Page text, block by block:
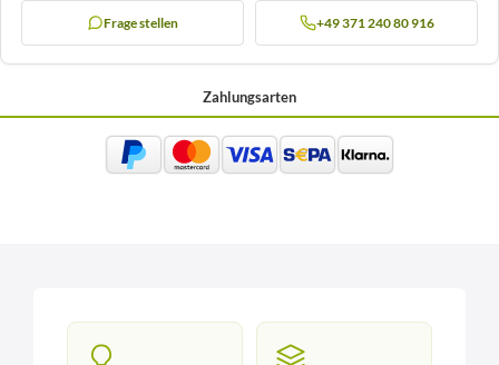
Frage stellen +49 371 240 80 916
Zahlungsarten